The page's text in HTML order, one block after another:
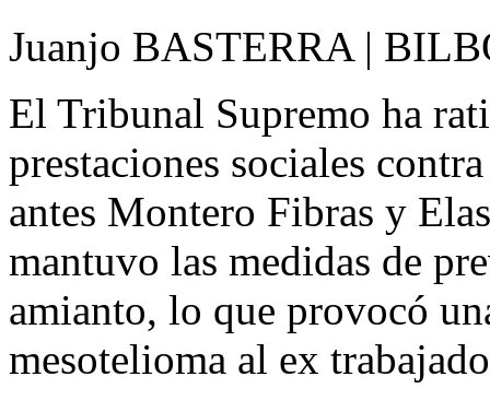
Juanjo BASTERRA |
El Tribunal Supremo ha
prestaciones sociales
antes Montero Fibras y
mantuvo las medidas de
amianto, lo que provocó
mesotelioma al ex